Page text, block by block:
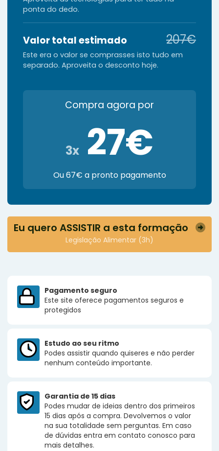
ponta do dedo.
Valor total estimado 207€
Este era o valor se comprasses isto tudo em
separado. Aproveita o desconto hoje.
Compra agora por
3x 27€
Ou 67€ a pronto pagamento
Eu quero ASSISTIR a esta formação
Legislação Alimentar (3h)
Pagamento seguro
Este site oferece pagamentos seguros e
protegidos
Estudo ao seu ritmo
Podes assistir quando quiseres e não perder
nenhum conteúdo importante.
Garantia de 15 dias
Podes mudar de ideias dentro dos primeiros
15 dias após a compra. Devolvemos o valor
na sua totalidade sem perguntas. Em caso
de dúvidas entra em contato conosco para
mais detalhes.